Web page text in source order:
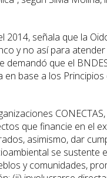
2014, señala que la
y no así para
demandó que el
en base a los
que financie en el
asimismo, dar
se sustente
y comunidades,